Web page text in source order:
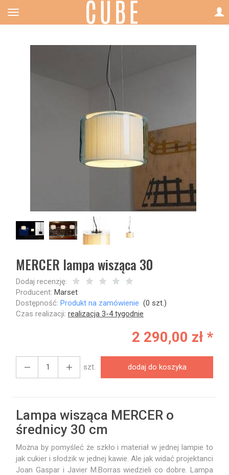
MERCER lampa wisząca 30
Dodaj recenzję:
Producent: Marset
Dostępność: Produkt na zamówienie (0 szt.)
Czas realizacji: realizacja 3-4 tygodnie
2 290,00 zł *
szt. dodaj do koszyka
Lampa wisząca MERCER o
średnicy 30 cm
Można by pomyśleć że szkło i materiał w jednej lampie to
jak cukier i słodzik w jednej kawie. Ale jak widać projektanci
Joan Gaspar i Javier M.Borras wiedzieli co dobre. Lampa